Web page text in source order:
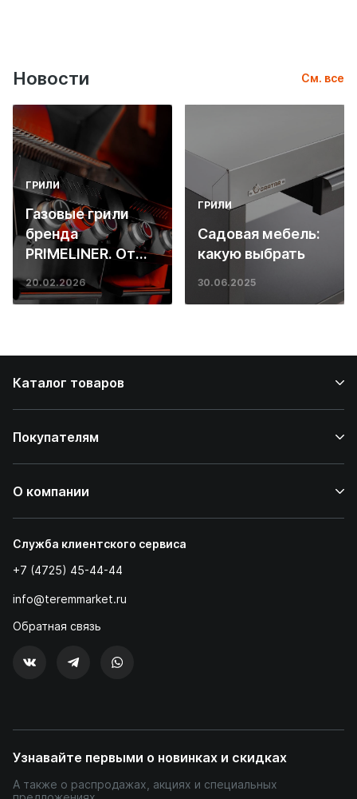
Новости См. все
ГРИЛИ
Газовые грили
бренда
PRIMELINER. От
основ инженерии
до ресторанных
20.02.2026
ГРИЛИ
Садовая мебель:
какую выбрать
30.06.2025
Каталог товаров
Покупателям
О компании
Служба клиентского сервиса
+7 (4725) 45-44-44
info@teremmarket.ru
Обратная связь
Узнавайте первыми о новинках и скидках
А также о распродажах, акциях и специальных